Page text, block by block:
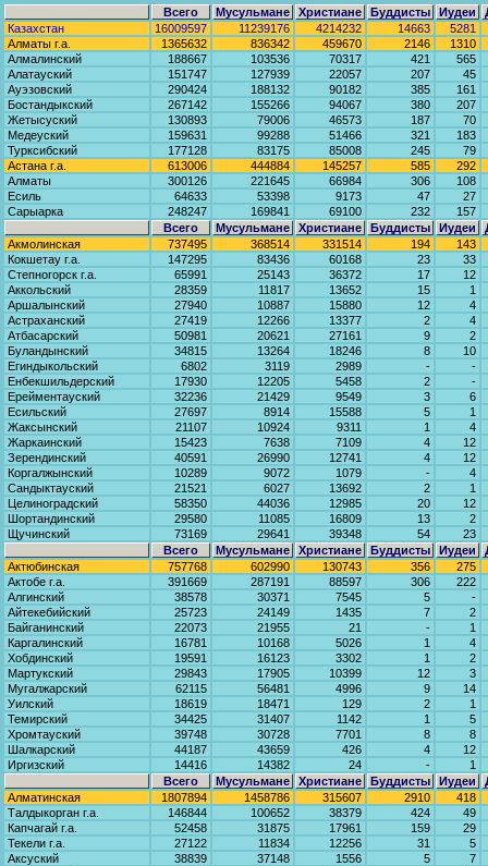
Всего Мусульмане Христиане Буддисты Иудеи
Казахстан
16009597 11239176 4214232 14663
5281
Алматы г.а.
1365632 836342 459670 2146
1310
Алмалинский
188667 103536 70317 421
565
Алатауский
151747 127939 22057 207
45
Ауэзовский
290424 188132 90182 385
161
Бостандыкский
267142 155266 94067 380
207
Жетысуский
130893 79006 46573 187
70
Медеуский
159631 99288 51466 321
183
Турксибский
177128 83175 85008 245
79
Астана г.а.
613006 444884 145257 585
292
Алматы
300126 221645 66984 306
108
Есиль
64633 53398 9173 47
27
Сарыарка
248247 169841 69100 232
157
Всего
Мусульмане Христиане Буддисты Иудеи
Акмолинская
737495 368514 331514 194
143
Кокшетау г.а.
147295 83436 60168 23
33
Степногорск г.а.
65991 25143 36372 17
12
Аккольский
28359 11817 13652 15
1
Аршалынский
27940 10887 15880 12
4
Астраханский
27419 12266 13377 2
4
Атбасарский
50981 20621 27161 9
2
Буландынский
34815 13264 18246 8
10
Егиндыкольский
6802 3119 2989 -
-
Енбекшильдерский
17930 12205 5458 2
-
Ерейментауский
32236 21429 9549 3
6
Есильский
27697 8914 15588 5
1
Жаксынский
21107 10924 9311 1
4
Жаркаинский
15423 7638 7109 4
12
Зерендинский
40591 26990 12741 4
12
Коргалжынский
10289 9072 1079 -
4
Сандыктауский
21521 6027 13692 2
1
Целиноградский
58350 44036 12985 20
12
Шортандинский
29580 11085 16809 13
2
Щучинский
73169 29641 39348 54
23
Всего
Мусульмане Христиане Буддисты Иудеи
Актюбинская
757768 602990 130743 356
275
Актобе г.а.
391669 287191 88597 306
222
Алгинский
38578 30371 7545 5
-
Айтекебийский
25723 24149 1435 7
2
Байганинский
22073 21955 21 -
1
Каргалинский
16781 10168 5026 1
4
Хобдинский
19591 16123 3302 1
2
Мартукский
29843 17905 10399 12
3
Мугалжарский
62115 56481 4996 9
14
Уилский
18619 18471 129 2
1
Темирский
34425 31407 1142 1
5
Хромтауский
39748 30728 7701 8
8
Шалкарский
44187 43659 426 4
12
Иргизский
14416 14382 24 -
1
Всего
Мусульмане Христиане Буддисты Иудеи
Алматинская
1807894 1458786 315607 2910
418
Талдыкорган г.а.
146844 100652 38379 424
49
Капчагай г.а.
52458 31875 17961 159
29
Текели г.а.
27122 11834 12256 31
5
Аксуский
38839 37148 1556 5
7